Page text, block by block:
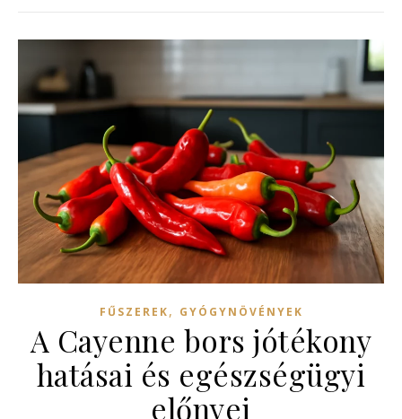
FŰSZEREK, GYÓGYNÖVÉNYEK
A Cayenne bors jótékony
hatásai és egészségügyi
előnyei